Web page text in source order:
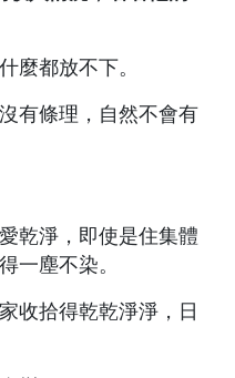
麼都放不下。
有條理，自然不會有
乾淨，即使是住集體
一塵不染。
收拾得乾乾淨淨，日